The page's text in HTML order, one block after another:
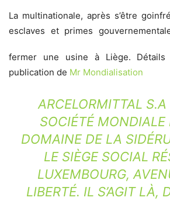
La multinationale, après s’être
esclaves et primes
fermer une usine à Liège. Détails
publication de Mr Mondialisation
ARCELORMITTAL
SOCIÉTÉ MONDIALE
DOMAINE DE LA
LE SIÈGE SOCIAL
LUXEMBOURG,
LIBERTÉ. IL S’AGIT LÀ,